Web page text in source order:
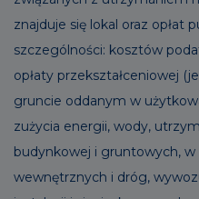
znajduje się lokal oraz opłat
szczególności: kosztów
opłaty przekształceniowej
gruncie oddanym w
zużycia energii, wody,
budynkowej i gruntowych,
wewnętrznych i dróg,